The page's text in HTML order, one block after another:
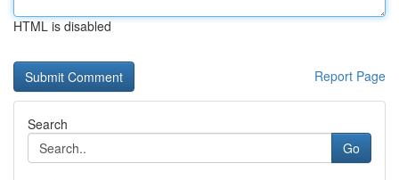
HTML is disabled
Report Page
Search
Go